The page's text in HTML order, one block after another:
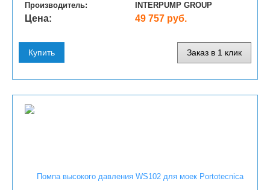
Производитель:
INTERPUMP GROUP
Цена: 49 757 руб.
Купить Заказ в 1 клик